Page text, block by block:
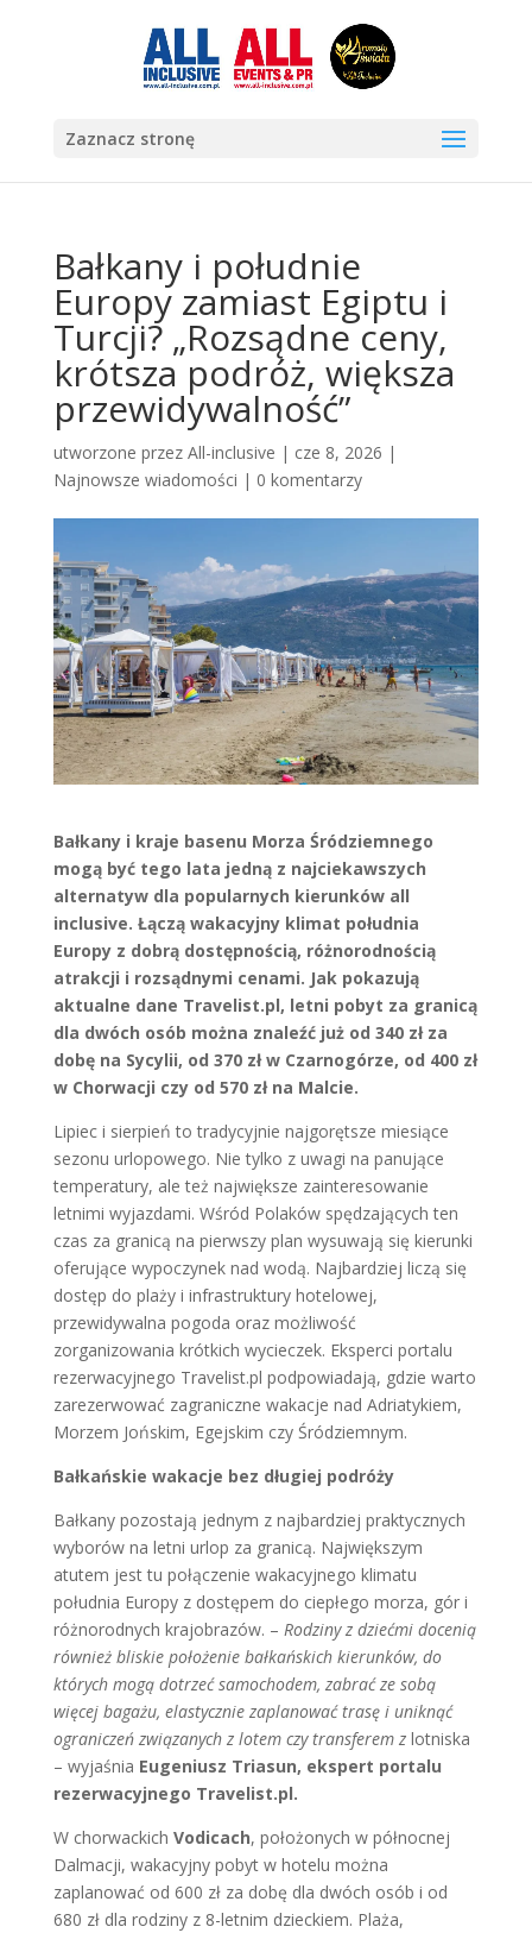
Zaznacz stronę
Bałkany i południe
Europy zamiast Egiptu i
Turcji? „Rozsądne ceny,
krótsza podróż, większa
przewidywalność”
utworzone przez All-inclusive | cze 8, 2026 |
Najnowsze wiadomości | 0 komentarzy
Bałkany i kraje basenu Morza Śródziemnego
mogą być tego lata jedną z najciekawszych
alternatyw dla popularnych kierunków all
inclusive. Łączą wakacyjny klimat południa
Europy z dobrą dostępnością, różnorodnością
atrakcji i rozsądnymi cenami. Jak pokazują
aktualne dane Travelist.pl, letni pobyt za granicą
dla dwóch osób można znaleźć już od 340 zł za
dobę na Sycylii, od 370 zł w Czarnogórze, od 400 zł
w Chorwacji czy od 570 zł na Malcie.
Lipiec i sierpień to tradycyjnie najgorętsze miesiące
sezonu urlopowego. Nie tylko z uwagi na panujące
temperatury, ale też największe zainteresowanie
letnimi wyjazdami. Wśród Polaków spędzających ten
czas za granicą na pierwszy plan wysuwają się kierunki
oferujące wypoczynek nad wodą. Najbardziej liczą się
dostęp do plaży i infrastruktury hotelowej,
przewidywalna pogoda oraz możliwość
zorganizowania krótkich wycieczek. Eksperci portalu
rezerwacyjnego Travelist.pl podpowiadają, gdzie warto
zarezerwować zagraniczne wakacje nad Adriatykiem,
Morzem Jońskim, Egejskim czy Śródziemnym.
Bałkańskie wakacje bez długiej podróży
Bałkany pozostają jednym z najbardziej praktycznych
wyborów na letni urlop za granicą. Największym
atutem jest tu połączenie wakacyjnego klimatu
południa Europy z dostępem do ciepłego morza, gór i
różnorodnych krajobrazów. – Rodziny z dziećmi docenią
również bliskie położenie bałkańskich kierunków, do
których mogą dotrzeć samochodem, zabrać ze sobą
więcej bagażu, elastycznie zaplanować trasę i uniknąć
ograniczeń związanych z lotem czy transferem z lotniska
– wyjaśnia Eugeniusz Triasun, ekspert portalu
rezerwacyjnego Travelist.pl.
W chorwackich Vodicach, położonych w północnej
Dalmacji, wakacyjny pobyt w hotelu można
zaplanować od 600 zł za dobę dla dwóch osób i od
680 zł dla rodziny z 8-letnim dzieckiem. Plaża,